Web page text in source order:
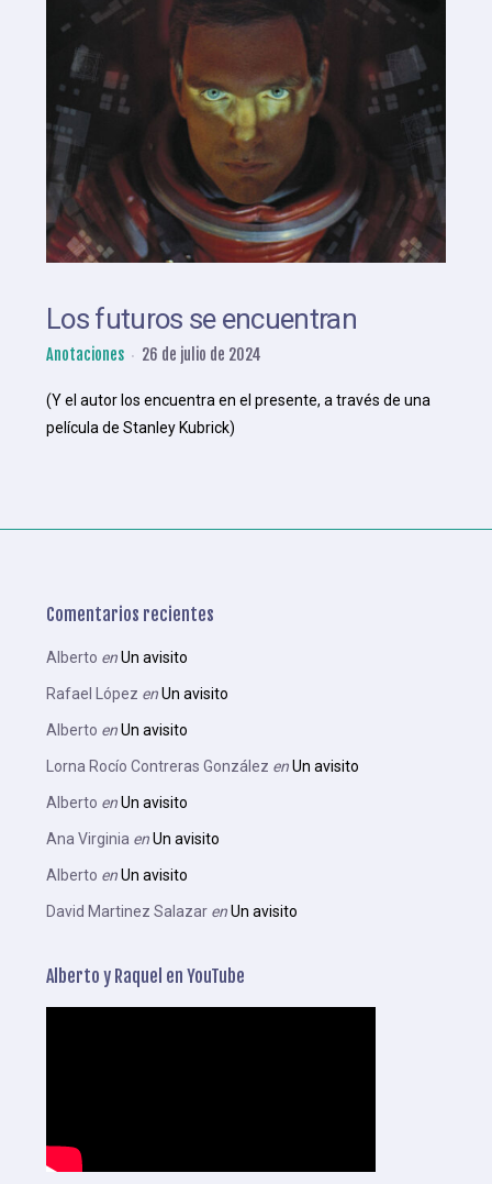
Los futuros se encuentran
Anotaciones 26 de julio de 2024
(Y el autor los encuentra en el presente, a través de una
película de Stanley Kubrick)
Comentarios recientes
Alberto enUn avisito
Rafael López enUn avisito
Alberto enUn avisito
Lorna Rocío Contreras González enUn avisito
Alberto enUn avisito
Ana Virginia enUn avisito
Alberto enUn avisito
David Martinez Salazar enUn avisito
Alberto y Raquel en YouTube